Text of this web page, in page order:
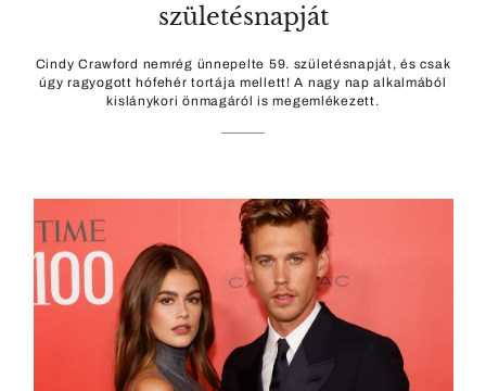
születésnapját
Cindy Crawford nemrég ünnepelte 59. születésnapját, és csak
úgy ragyogott hófehér tortája mellett! A nagy nap alkalmából
kislánykori önmagáról is megemlékezett.